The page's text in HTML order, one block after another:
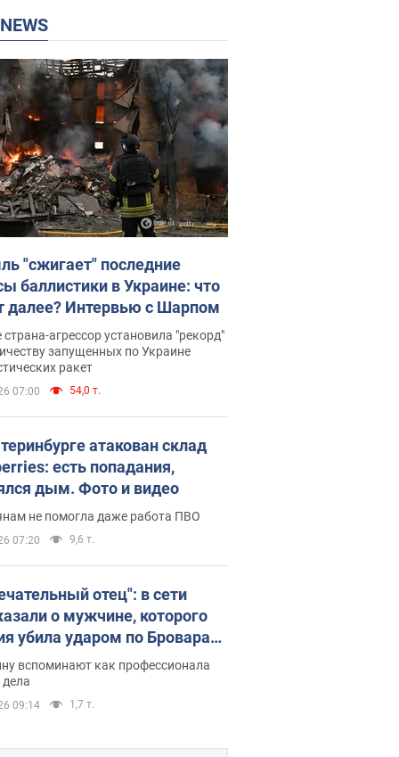
NEWS
"сжигает" последние
баллистики в Украине: что
далее? Интервью с Шарпом
агрессор установила "рекорд"
запущенных по Украине
ракет
07:00 54,0 т.
атакован склад
есть попадания,
дым. Фото и видео
не помогла даже работа ПВО
07:20 9,6 т.
отец": в сети
о мужчине, которого
убила ударом по Броварам.
вспоминают как профессионала
дела
09:14 1,7 т.